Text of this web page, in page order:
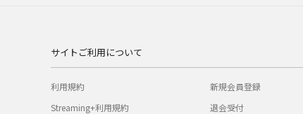
サイトご利用について
利用規約
Streaming+利用規約
新規会員登録
退会受付